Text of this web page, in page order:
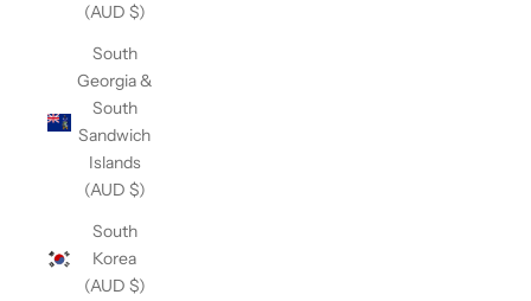
(AUD $)
South
Georgia &
South
Sandwich
Islands
(AUD $)
South
Korea
(AUD $)